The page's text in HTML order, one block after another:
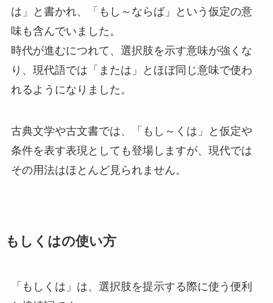
は」と書かれ、「もし～ならば」という仮定の意
味も含んでいました。
時代が進むにつれて、選択肢を示す意味が強くな
り、現代語では「または」とほぼ同じ意味で使わ
れるようになりました。
古典文学や古文書では、「もし～くは」と仮定や
条件を表す表現としても登場しますが、現代では
その用法はほとんど見られません。
もしくはの使い方
「もしくは」は、選択肢を提示する際に使う便利